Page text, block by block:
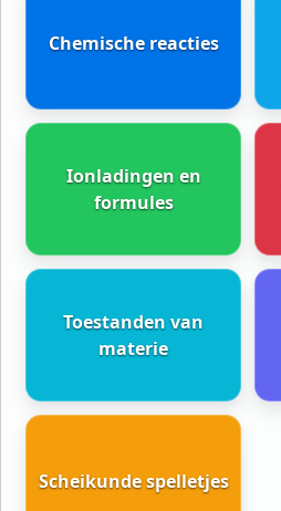
Chemische reacties
Ionladingen en
formules
Toestanden van
materie
Scheikunde spelletjes